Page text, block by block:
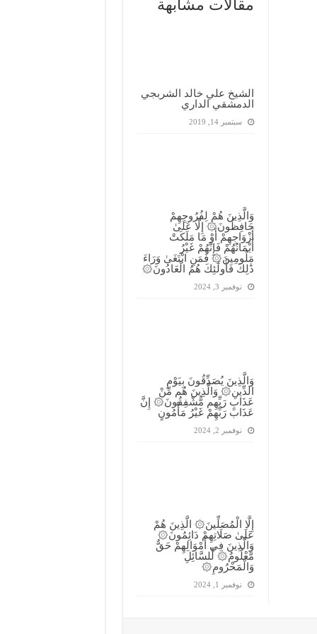
مقالات مشابهة
الشيخ علي خالد الشربجي
الدمشقي الداري
سبتمبر 14, 2019
وَالَّذِينَ هُمْ لِفُرُوجِهِمْ
حَافِظُونَ۞ إِلَّا عَلَىٰ
أَزْوَاجِهِمْ أَوْ مَا مَلَكَتْ
أَيْمَانُهُمْ فَإِنَّهُمْ غَيْرُ
مَلُومِينَ۞ فَمَنِ ابْتَغَىٰ وَرَاءَ
ذَٰلِكَ فَأُولَٰئِكَ هُمُ الْعَادُونَ۞
نوفمبر 3, 2024
وَالَّذِينَ يُصَدِّقُونَ بِيَوْمِ
الدِّينِ۞ وَالَّذِينَ هُم مِّنْ
عَذَابِ رَبِّهِم مُّشْفِقُونَ۞ إِنَّ
عَذَابَ رَبِّهِمْ غَيْرُ مَأْمُونٍ
نوفمبر 2, 2024
إِلَّا الْمُصَلِّينَ۞ الَّذِينَ هُمْ
عَلَىٰ صَلَاتِهِمْ دَائِمُونَ۞
وَالَّذِينَ فِي أَمْوَالِهِمْ حَقٌّ
مَّعْلُومٌ۞ لِّلسَّائِلِ
وَالْمَحْرُومِ۞
نوفمبر 1, 2024